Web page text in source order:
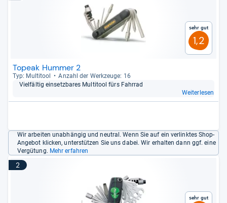
Sehr gut
1,2
Topeak Hummer 2
Typ: Mul­ti­tool
Anzahl der Werk­zeuge: 16
Viel­fäl­tig ein­setz­ba­res Mul­ti­tool fürs Fahr­rad
Weiterlesen
Wir arbeiten unabhängig und neutral. Wenn Sie auf ein verlinktes Shop-
Angebot klicken, unterstützen Sie uns dabei. Wir erhalten dann ggf. eine
Vergütung. Mehr erfahren
2
Sehr gut